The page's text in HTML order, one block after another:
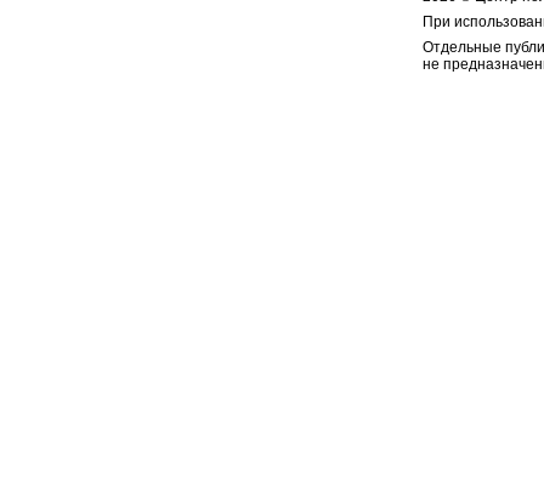
При
Отдельные
не